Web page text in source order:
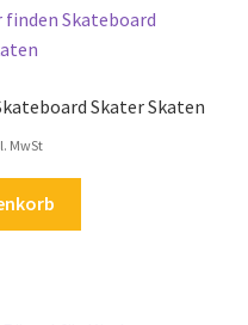
Skater Skaten
MwSt